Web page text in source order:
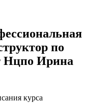
по
Нцпо Ирина
курса